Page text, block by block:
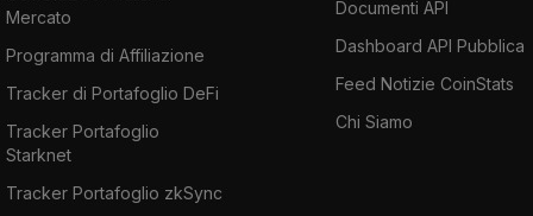
Mercato
Programma di Affiliazione
Tracker di Portafoglio DeFi
Tracker Portafoglio
Starknet
Tracker Portafoglio zkSync
Documenti API
Dashboard API Pubblica
Feed Notizie CoinStats
Chi Siamo